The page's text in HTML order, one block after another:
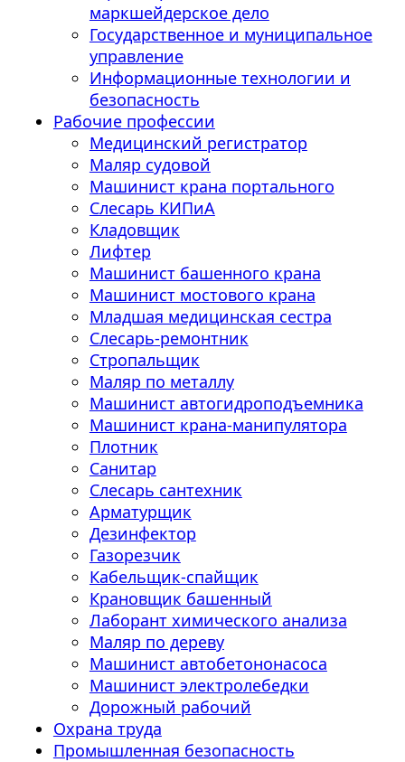
маркшейдерское дело
Государственное и муниципальное
управление
Информационные технологии и
безопасность
Рабочие профессии
Медицинский регистратор
Маляр судовой
Машинист крана портального
Слесарь КИПиА
Кладовщик
Лифтер
Машинист башенного крана
Машинист мостового крана
Младшая медицинская сестра
Слесарь-ремонтник
Стропальщик
Маляр по металлу
Машинист автогидроподъемника
Машинист крана-манипулятора
Плотник
Санитар
Слесарь сантехник
Арматурщик
Дезинфектор
Газорезчик
Кабельщик-спайщик
Крановщик башенный
Лаборант химического анализа
Маляр по дереву
Машинист автобетононасоса
Машинист электролебедки
Дорожный рабочий
Охрана труда
Промышленная безопасность